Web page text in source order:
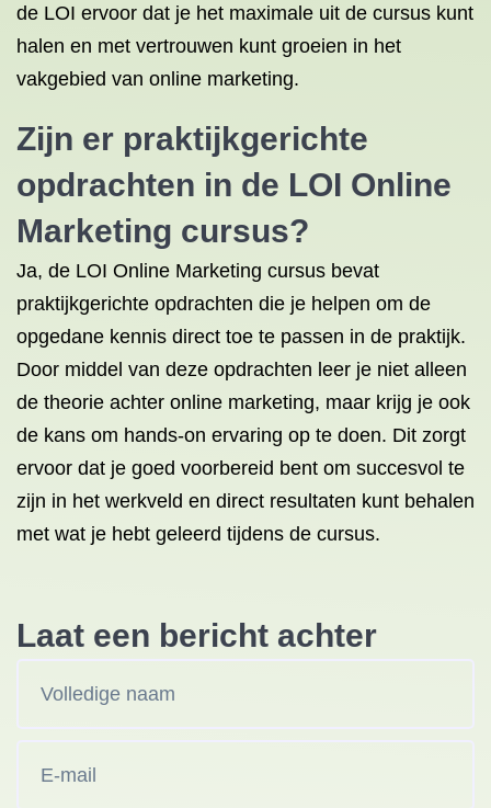
de LOI ervoor dat je het maximale uit de cursus kunt
halen en met vertrouwen kunt groeien in het
vakgebied van online marketing.
Zijn er praktijkgerichte
opdrachten in de LOI Online
Marketing cursus?
Ja, de LOI Online Marketing cursus bevat
praktijkgerichte opdrachten die je helpen om de
opgedane kennis direct toe te passen in de praktijk.
Door middel van deze opdrachten leer je niet alleen
de theorie achter online marketing, maar krijg je ook
de kans om hands-on ervaring op te doen. Dit zorgt
ervoor dat je goed voorbereid bent om succesvol te
zijn in het werkveld en direct resultaten kunt behalen
met wat je hebt geleerd tijdens de cursus.
Laat een bericht achter